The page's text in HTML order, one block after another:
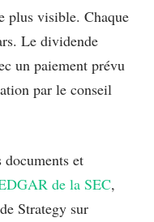
plus visible. Chaque
Le dividende
un paiement prévu
par le conseil
et
de la SEC,
Strategy sur